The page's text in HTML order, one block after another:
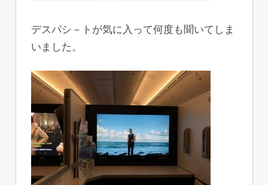
デスパシ－トが気に入って何度も聞いてしま
いました。